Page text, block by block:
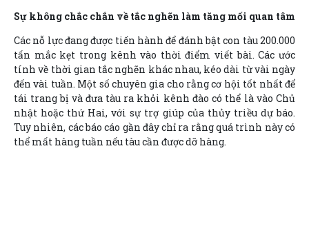
Sự không chắc chắn về tắc nghẽn làm tăng mối quan tâm
Các nỗ lực đang được tiến hành để đánh bật con tàu 200.000
tấn mắc kẹt trong kênh vào thời điểm viết bài. Các ước
tính về thời gian tắc nghẽn khác nhau, kéo dài từ vài ngày
đến vài tuần. Một số chuyên gia cho rằng cơ hội tốt nhất để
tái trang bị và đưa tàu ra khỏi kênh đào có thể là vào Chủ
nhật hoặc thứ Hai, với sự trợ giúp của thủy triều dự báo.
Tuy nhiên, các báo cáo gần đây chỉ ra rằng quá trình này có
thể mất hàng tuần nếu tàu cần được dỡ hàng.